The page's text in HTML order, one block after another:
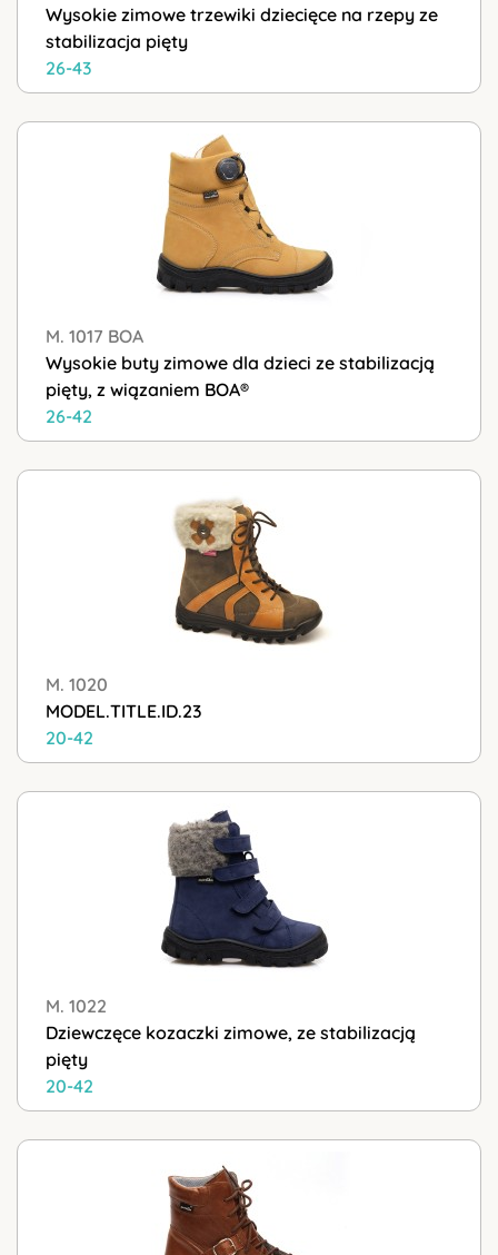
Wysokie zimowe trzewiki dziecięce na rzepy ze
stabilizacja pięty
26-43
M. 1017 BOA
Wysokie buty zimowe dla dzieci ze stabilizacją
pięty, z wiązaniem BOA®
26-42
M. 1020
MODEL.TITLE.ID.23
20-42
M. 1022
Dziewczęce kozaczki zimowe, ze stabilizacją
pięty
20-42